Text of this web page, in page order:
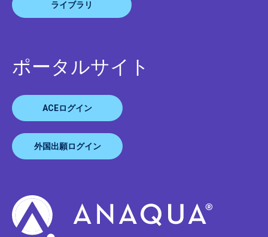
ライブラリ
ポータルサイト
ACEログイン
外国出願ログイン